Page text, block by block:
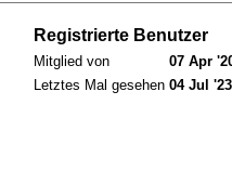
Registrierte Benutzer
Mitglied von
07 Apr
Letztes Mal gesehen 04 Jul